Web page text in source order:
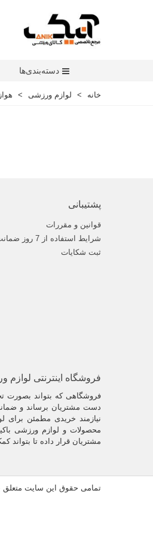
دسته‌بندی‌ها
خانه > لوازم ورزشی >
پشتیبانی
قوانین و مقررات
شرایط استفاده از 7 روز ضمانت
ثبت شکایات
فروشگاه اینترنتی
فروشگاهی که بتواند بصورت
دست مشتریان برساند و
نیازمند خریدی مطمئن برای
محصولات و لوازم ورزشی
مشتریان قرار داده تا
تمامی حقوق این سایت متعلق